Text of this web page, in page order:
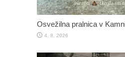
Osvežilna pralnica v
4. 8. 2026